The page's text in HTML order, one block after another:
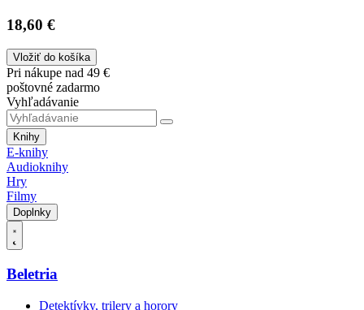
18,60 €
Vložiť do košíka
Pri nákupe nad 49 €
poštovné zadarmo
Vyhľadávanie
Knihy
E-knihy
Audioknihy
Hry
Filmy
Doplnky
Beletria
Detektívky, trilery a horory